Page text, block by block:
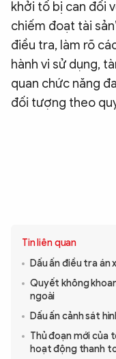
khởi tố bị can đối
chiếm đoạt tài
điều tra, làm rõ
hành vi sử dụng,
quan chức năng
đối tượng theo
Tin liên quan
Dấu ấn điều tra án
Quyết không
ngoài
Dấu ấn cảnh sát
Thủ đoạn mới của
hoạt động thanh